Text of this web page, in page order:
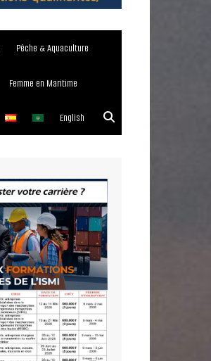
Pêche & Aquaculture
Femme en Maritime
English